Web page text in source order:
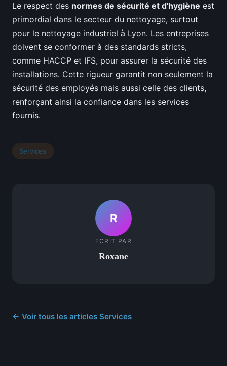
Le respect des normes de sécurité et d'hygiène est
primordial dans le secteur du nettoyage, surtout
pour le nettoyage industriel à Lyon. Les entreprises
doivent se conformer à des standards stricts,
comme HACCP et IFS, pour assurer la sécurité des
installations. Cette rigueur garantit non seulement la
sécurité des employés mais aussi celle des clients,
renforçant ainsi la confiance dans les services
fournis.
Services
R
ECRIT PAR
Roxane
← Voir tous les articles Services